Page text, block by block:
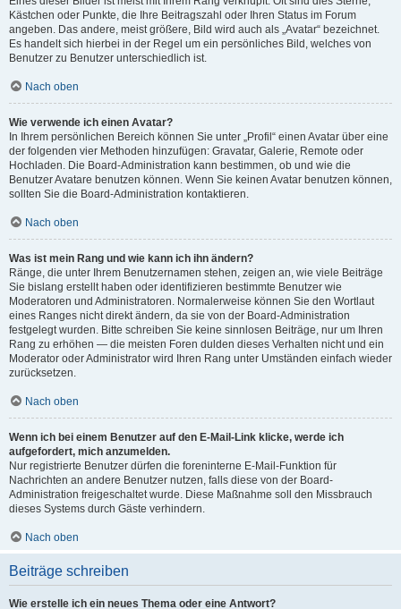
Kästchen oder Punkte, die Ihre Beitragszahl oder Ihren Status im Forum
angeben. Das andere, meist größere, Bild wird auch als „Avatar“ bezeichnet.
Es handelt sich hierbei in der Regel um ein persönliches Bild, welches von
Benutzer zu Benutzer unterschiedlich ist.
Nach oben
Wie verwende ich einen Avatar?
In Ihrem persönlichen Bereich können Sie unter „Profil“ einen Avatar über eine
der folgenden vier Methoden hinzufügen: Gravatar, Galerie, Remote oder
Hochladen. Die Board-Administration kann bestimmen, ob und wie die
Benutzer Avatare benutzen können. Wenn Sie keinen Avatar benutzen können,
sollten Sie die Board-Administration kontaktieren.
Nach oben
Was ist mein Rang und wie kann ich ihn ändern?
Ränge, die unter Ihrem Benutzernamen stehen, zeigen an, wie viele Beiträge
Sie bislang erstellt haben oder identifizieren bestimmte Benutzer wie
Moderatoren und Administratoren. Normalerweise können Sie den Wortlaut
eines Ranges nicht direkt ändern, da sie von der Board-Administration
festgelegt wurden. Bitte schreiben Sie keine sinnlosen Beiträge, nur um Ihren
Rang zu erhöhen — die meisten Foren dulden dieses Verhalten nicht und ein
Moderator oder Administrator wird Ihren Rang unter Umständen einfach wieder
zurücksetzen.
Nach oben
Wenn ich bei einem Benutzer auf den E-Mail-Link klicke, werde ich
aufgefordert, mich anzumelden.
Nur registrierte Benutzer dürfen die foreninterne E-Mail-Funktion für
Nachrichten an andere Benutzer nutzen, falls diese von der Board-
Administration freigeschaltet wurde. Diese Maßnahme soll den Missbrauch
dieses Systems durch Gäste verhindern.
Nach oben
Beiträge schreiben
Wie erstelle ich ein neues Thema oder eine Antwort?